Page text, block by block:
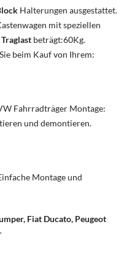
Halterungen ausgestattet.
mit speziellen
Traglast beträgt:60Kg.
beim Kauf von Ihrem:
Fahrradträger Montage:
und demontieren.
Montage und
Fiat Ducato, Peugeot